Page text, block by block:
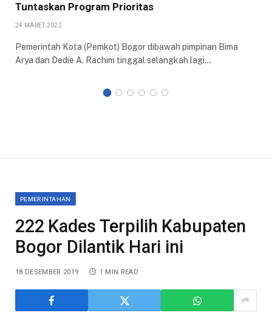
Tuntaskan Program Prioritas
24 MARET 2022
Pemerintah Kota (Pemkot) Bogor dibawah pimpinan Bima
Arya dan Dedie A. Rachim tinggal selangkah lagi…
PEMERINTAHAN
222 Kades Terpilih Kabupaten
Bogor Dilantik Hari ini
18 DESEMBER 2019 1 MIN READ